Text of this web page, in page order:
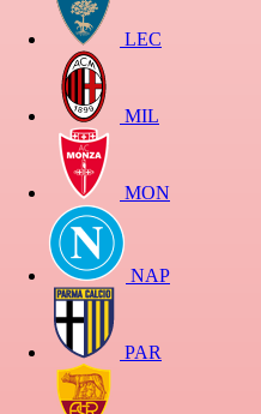
LEC
MIL
MON
NAP
PAR